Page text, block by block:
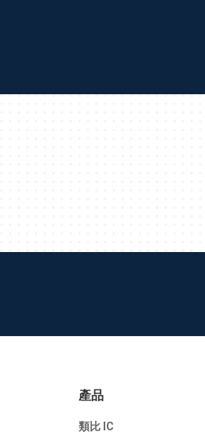
產品
類比 IC